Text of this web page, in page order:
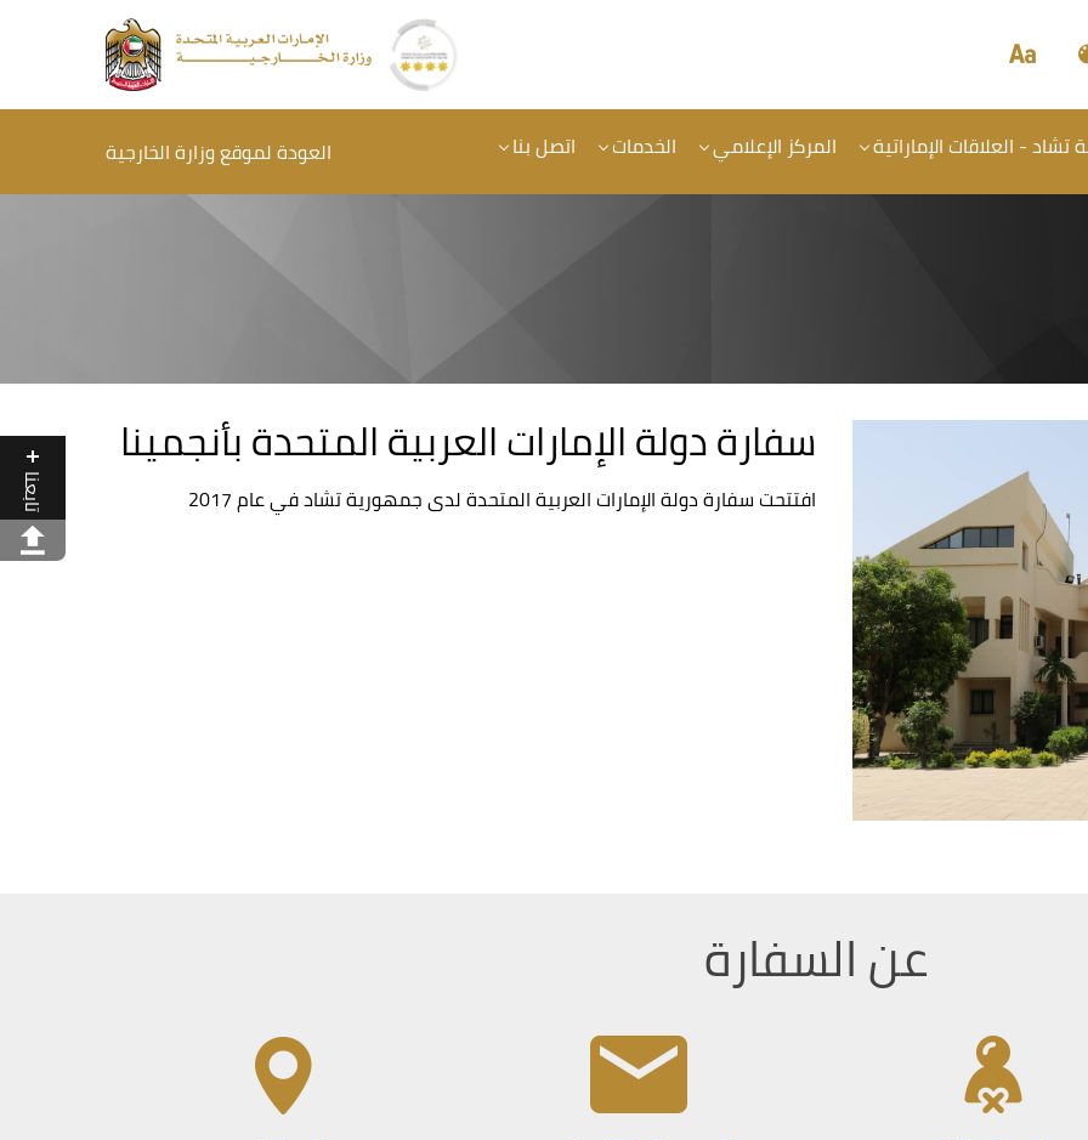
تابعنا
- العلاقات الإماراتية المركز الإعلامي الخدمات اتصل بنا العودة لموقع وزارة الخارجية
سفارة دولة الإمارات العربية المتحدة بأنجمينا
افتتحت سفارة دولة الإمارات العربية المتحدة لدى جمهورية تشاد في عام 2017
عن السفارة